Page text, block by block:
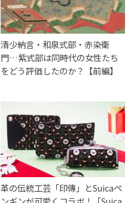
清少納言・和泉式部・赤染衛
門…紫式部は同時代の女性たち
をどう評価したのか？【前編】
革の伝統工芸「印傳」とSuicaペ